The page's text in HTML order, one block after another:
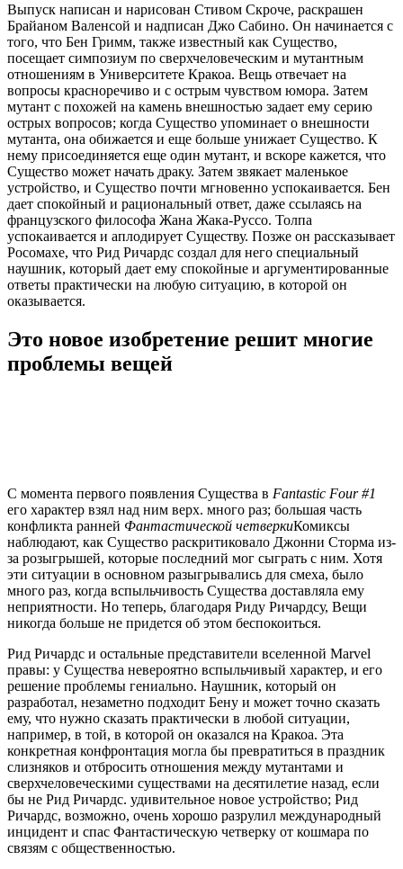
Выпуск написан и нарисован Стивом Скроче, раскрашен
Брайаном Валенсой и надписан Джо Сабино. Он начинается с
того, что Бен Гримм, также известный как Существо,
посещает симпозиум по сверхчеловеческим и мутантным
отношениям в Университете Кракоа. Вещь отвечает на
вопросы красноречиво и с острым чувством юмора. Затем
мутант с похожей на камень внешностью задает ему серию
острых вопросов; когда Существо упоминает о внешности
мутанта, она обижается и еще больше унижает Существо. К
нему присоединяется еще один мутант, и вскоре кажется, что
Существо может начать драку. Затем звякает маленькое
устройство, и Существо почти мгновенно успокаивается. Бен
дает спокойный и рациональный ответ, даже ссылаясь на
французского философа Жана Жака-Руссо. Толпа
успокаивается и аплодирует Существу. Позже он рассказывает
Росомахе, что Рид Ричардс создал для него специальный
наушник, который дает ему спокойные и аргументированные
ответы практически на любую ситуацию, в которой он
оказывается.
Это новое изобретение решит многие
проблемы вещей
С момента первого появления Существа в Fantastic Four #1
его характер взял над ним верх. много раз; большая часть
конфликта ранней Фантастической четверкиКомиксы
наблюдают, как Существо раскритиковало Джонни Сторма из-
за розыгрышей, которые последний мог сыграть с ним. Хотя
эти ситуации в основном разыгрывались для смеха, было
много раз, когда вспыльчивость Существа доставляла ему
неприятности. Но теперь, благодаря Риду Ричардсу, Вещи
никогда больше не придется об этом беспокоиться.
Рид Ричардс и остальные представители вселенной Marvel
правы: у Существа невероятно вспыльчивый характер, и его
решение проблемы гениально. Наушник, который он
разработал, незаметно подходит Бену и может точно сказать
ему, что нужно сказать практически в любой ситуации,
например, в той, в которой он оказался на Кракоа. Эта
конкретная конфронтация могла бы превратиться в праздник
слизняков и отбросить отношения между мутантами и
сверхчеловеческими существами на десятилетие назад, если
бы не Рид Ричардс. удивительное новое устройство; Рид
Ричардс, возможно, очень хорошо разрулил международный
инцидент и спас Фантастическую четверку от кошмара по
связям с общественностью.